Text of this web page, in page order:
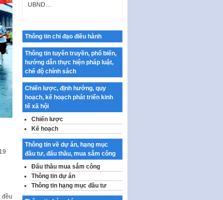
đều
thành phố Hà Nội
Kế hoạch Tổ chức Cuộc thi
chính luận về bảo vệ nền tảng tư
tưởng của Đảng…
Công bố công khai dự toán kinh
phí xây dựng pháp luật, hoàn
thiện thể chế, chính…
Quy định về nghiên cứu, ứng
dụng khoa học, công nghệ, đổi
mới sáng tạo và chuyển…
Quy định chi tiết và hướng dẫn
thi hành một số điều của Luật Lý
lịch tư…
Sửa đổi, bổ sung một số nội
dung tại Nghị quyết số 30/NQ-
Thông tin chỉ đạo điều hành
Thông tin tuyên truyền, phổ biến,
hướng dẫn thực hiện pháp luật,
chế độ chính sách
Chiến lược, định hướng, quy
hoạch, kế hoạch phát triển kinh
tế xã hội
Chiến lược
Kế hoạch
Thông tin về dự án, hạng mục
đầu tư, đấu thầu, mua sắm công
Đấu thầu mua sắm công
Thông tin dự án
Thông tin hạng mục đầu tư